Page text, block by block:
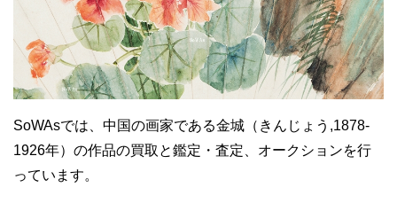
SoWAsでは、中国の画家である金城（きんじょう,1878-
1926年）の作品の買取と鑑定・査定、オークションを行
っています。